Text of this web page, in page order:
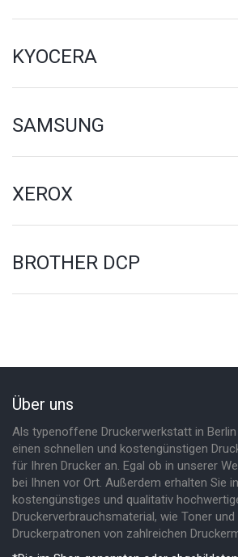
KYOCERA
SAMSUNG
XEROX
BROTHER DCP
Über uns
Als typenoffene Druckerwerkstatt in
einen schnellen und kostengünstigen
für Ihren Drucker an. Egal ob in unserer
bei Ihnen vor Ort. Außerdem erhalten Sie
kostengünstiges und qualitativ
Druckerverbrauchsmaterial, wie Toner und
Druckerpatronen von zahlreichen